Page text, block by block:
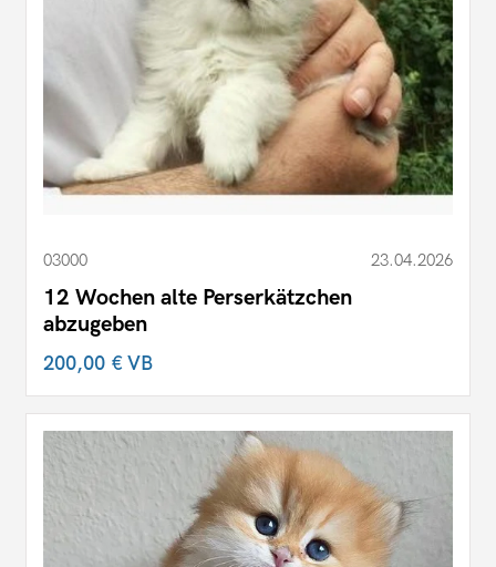
03000 23.04.2026
12 Wochen alte Perserkätzchen
abzugeben
200,00 €VB